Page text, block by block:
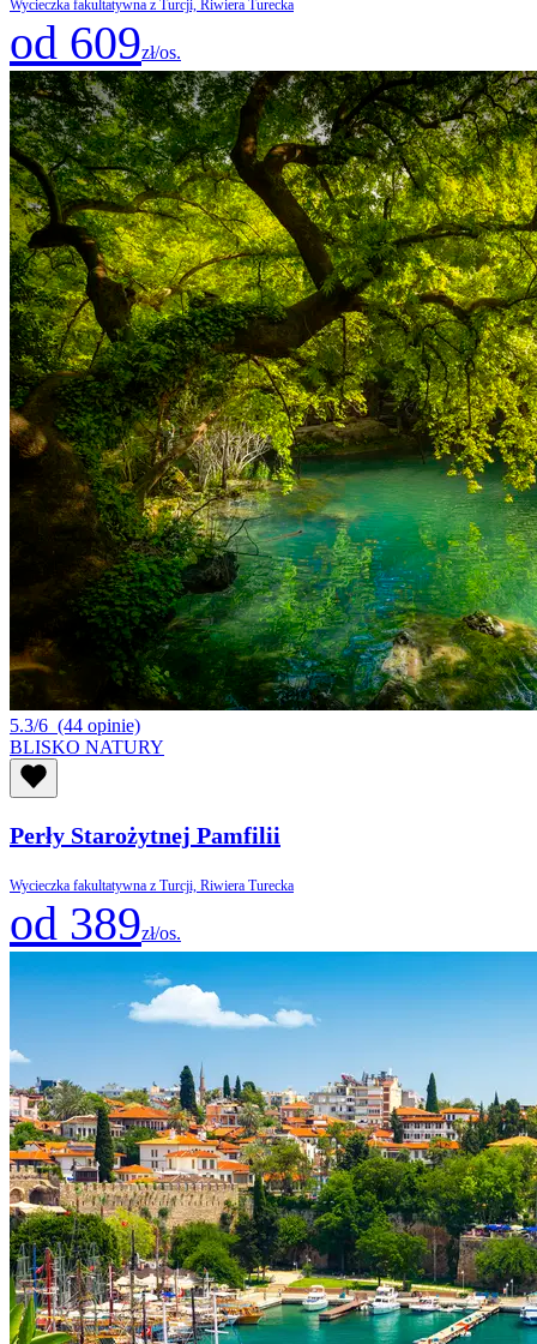
Wycieczka fakultatywna z Turcji, Riwiera Turecka
od 609zł/os.
5.3/6 (44 opinie)
BLISKO NATURY
Perły Starożytnej Pamfilii
Wycieczka fakultatywna z Turcji, Riwiera Turecka
od 389zł/os.